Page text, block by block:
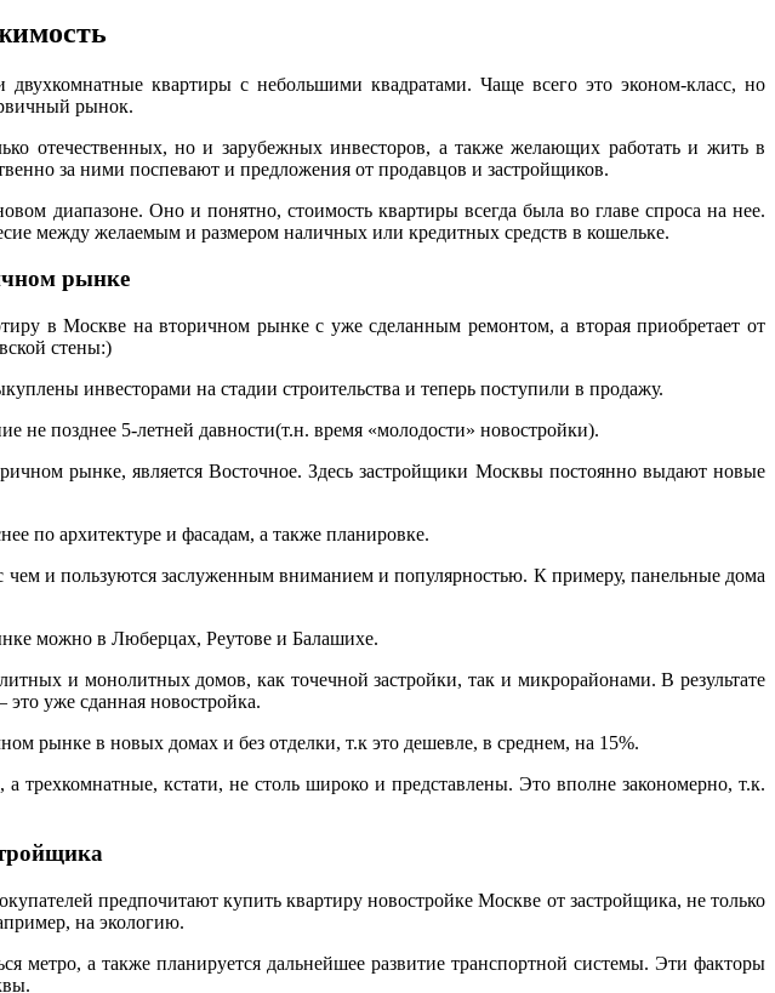
квартиры с небольшими квадратами. Чаще всего это эконом-класс, но
рынок.
отечественных, но и зарубежных инвесторов, а также желающих работать и жить в
за ними поспевают и предложения от продавцов и застройщиков.
диапазоне. Оно и понятно, стоимость квартиры всегда была во главе спроса на нее.
между желаемым и размером наличных или кредитных средств в кошельке.
рынке
в Москве на вторичном рынке с уже сделанным ремонтом, а вторая приобретает от
стены:)
инвесторами на стадии строительства и теперь поступили в продажу.
не позднее 5-летней давности(т.н. время «молодости» новостройки).
рынке, является Восточное. Здесь застройщики Москвы постоянно выдают новые
по архитектуре и фасадам, а также планировке.
и пользуются заслуженным вниманием и популярностью. К примеру, панельные дома
можно в Люберцах, Реутове и Балашихе.
и монолитных домов, как точечной застройки, так и микрорайонами. В результате
уже сданная новостройка.
рынке в новых домах и без отделки, т.к это дешевле, в среднем, на 15%.
трехкомнатные, кстати, не столь широко и представлены. Это вполне закономерно, т.к.
предпочитают купить квартиру новостройке Москве от застройщика, не только
на экологию.
а также планируется дальнейшее развитие транспортной системы. Эти факторы